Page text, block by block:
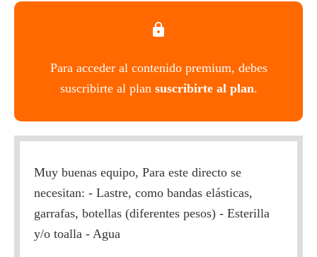
Para acceder al contenido premium, debes
suscribirte al plan suscribirte al plan.
Muy buenas equipo, Para este directo se
necesitan: - Lastre, como bandas elásticas,
garrafas, botellas (diferentes pesos) - Esterilla
y/o toalla - Agua